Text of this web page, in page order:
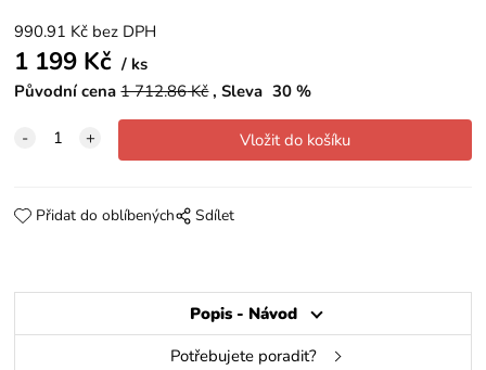
990.91 Kč bez DPH
1 199 Kč
ks
Původní cena 1 712.86Kč Sleva 30 %
Přidat do oblíbených Sdílet
Popis - Návod
Potřebujete poradit?